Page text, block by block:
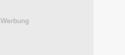
Werbung